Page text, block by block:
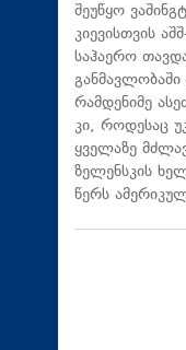
შეუწყო
კიევისთვის
საჰაერო
რამდენიმე
კი, როდესაც
ყველაზე
ზელენსკის
წერს